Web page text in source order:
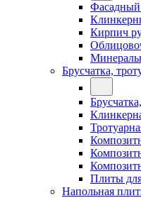
Кирпич
Брусчатка,
Плиты
Напольная